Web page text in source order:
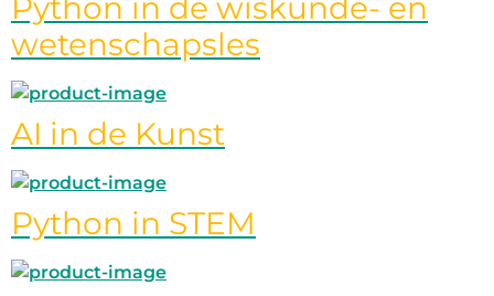
Python in de wiskunde- en
wetenschapsles
AI in de Kunst
Python in STEM